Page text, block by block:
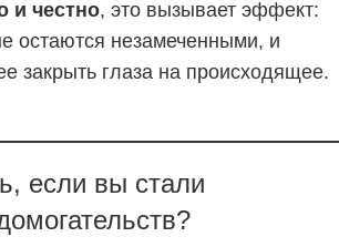
и честно, это вызывает эффект:
остаются незамеченными, и
закрыть глаза на происходящее.
если вы стали